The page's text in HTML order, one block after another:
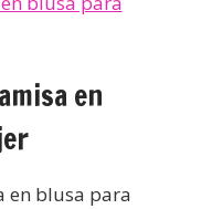
en
en blusa para